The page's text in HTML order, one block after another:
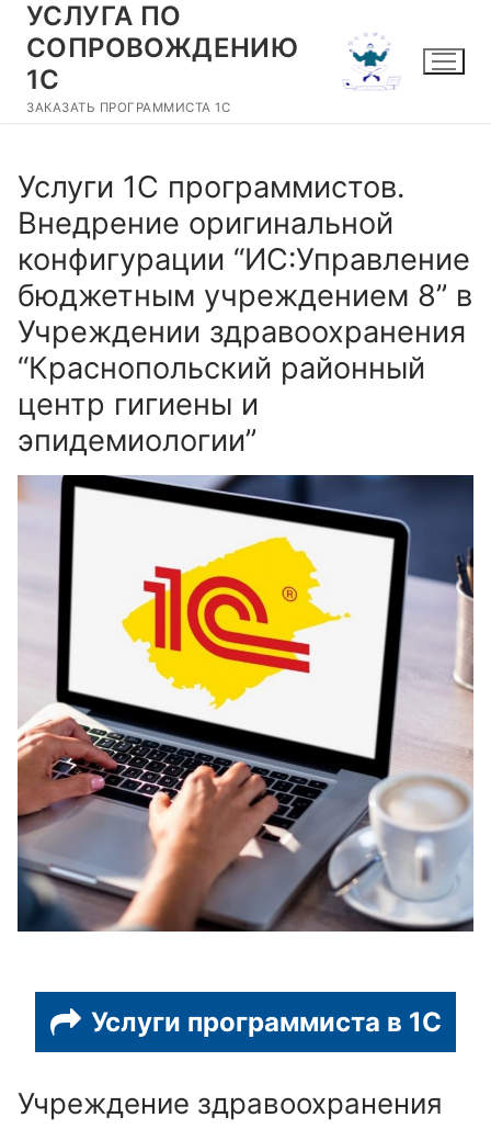
Перейти
содержимому
УСЛУГА ПО
СОПРОВОЖДЕНИЮ
1С
ЗАКАЗАТЬ ПРОГРАММИСТА 1С
Услуги 1С программистов.
Внедрение оригинальной
конфигурации “ИС:Управление
бюджетным учреждением 8” в
Учреждении здравоохранения
“Краснопольский районный
центр гигиены и
эпидемиологии”
Услуги программиста в 1С
Учреждение здравоохранения